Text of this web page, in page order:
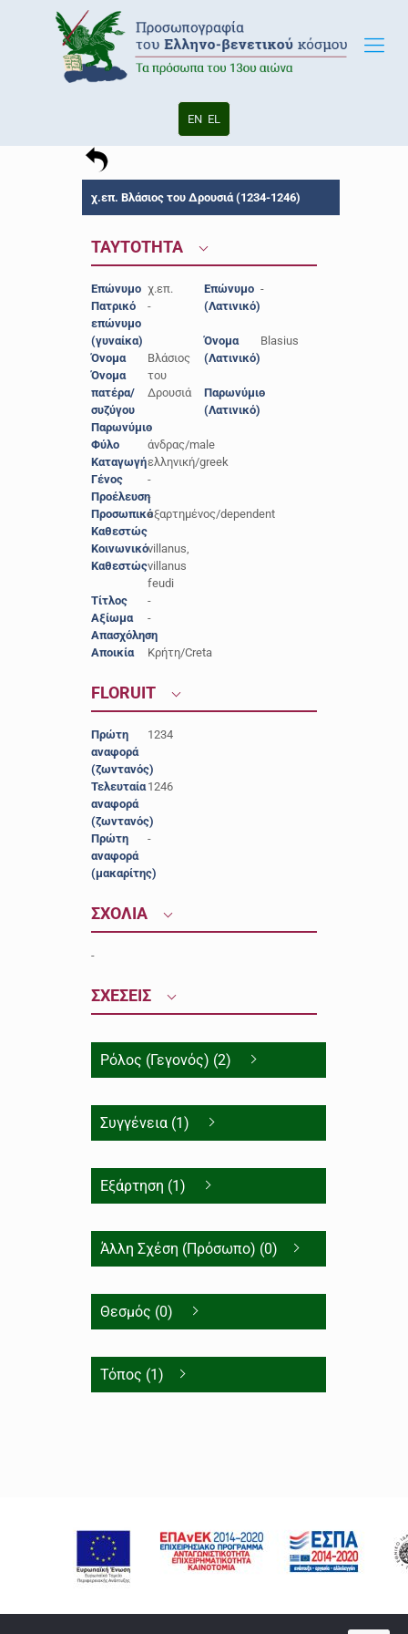
EN EL
χ.επ. Βλάσιος του Δρουσιά (1234-1246)
ΤΑΥΤΟΤΗΤΑ
Επώνυμο χ.επ.
Πατρικό
επώνυμο
(γυναίκα)
-
Όνομα
Βλάσιος
Όνομα
πατέρα/
συζύγου
του
Δρουσιά
Παρωνύμιο
-
Φύλο
άνδρας/male
Καταγωγήελληνική/greek
Γένος
-
Προέλευση-
Προσωπικό
Καθεστώς
εξαρτημένος/dependent
Κοινωνικό
Καθεστώς
villanus,
villanus
feudi
Τίτλος
-
Αξίωμα
-
Απασχόληση
-
Αποικία
Κρήτη/Creta
Επώνυμο
(Λατινικό)
-
Όνομα
(Λατινικό)
Blasius
Παρωνύμιο
(Λατινικό)
-
FLORUIT
Πρώτη
αναφορά
(ζωντανός)
1234
Τελευταία
αναφορά
(ζωντανός)
1246
Πρώτη
αναφορά
(μακαρίτης)
-
ΣΧΟΛΙΑ
-
ΣΧΕΣΕΙΣ
Ρόλος (Γεγονός) (2)
Συγγένεια (1)
Εξάρτηση (1)
Άλλη Σχέση (Πρόσωπο) (0)
Θεσμός (0)
Τόπος (1)